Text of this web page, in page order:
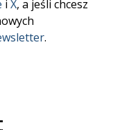
i X, a jeśli chcesz
.